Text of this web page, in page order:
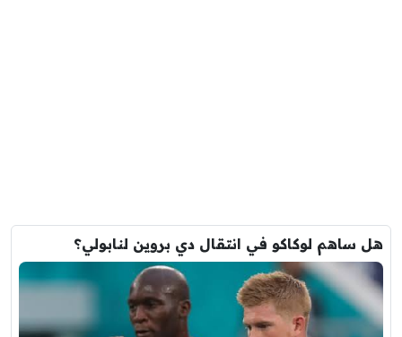
هل ساهم لوكاكو في انتقال دي بروين لنابولي؟